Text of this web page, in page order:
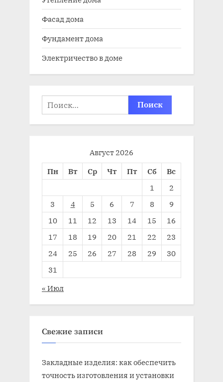
Фасад дома
Фундамент дома
Электричество в доме
Найти:
Август 2026
Пн
Вт Ср Чт Пт Сб
Вс
1
2
3
4 5 6 7 8
9
10
11 12 13 14 15
16
17
18 19 20 21 22
23
24
25 26 27 28 29
30
31
« Июл
Свежие записи
Закладные изделия: как обеспечить
точность изготовления и установки